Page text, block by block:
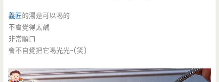
義匠的湯是可以喝的
不會覺得太鹹
非常順口
會不自覺把它喝光光~(笑)